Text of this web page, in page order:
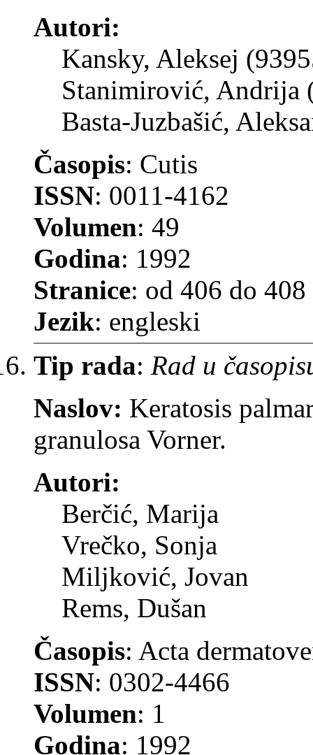
Autori:
Kansky, Aleksej
Stanimirović, Andrija
Basta-Juzbašić,
Časopis: Cutis
ISSN: 0011-4162
Volumen: 49
Godina: 1992
Stranice: od 406 do 408
Jezik: engleski
Tip rada: Rad u
Naslov: Keratosis
granulosa Vorner.
Autori:
Berčić, Marija
Vrečko, Sonja
Miljković, Jovan
Rems, Dušan
Časopis: Acta
ISSN: 0302-4466
Volumen: 1
Godina: 1992